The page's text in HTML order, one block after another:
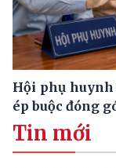
Hội phụ huynh
ép buộc đóng
Tin mới